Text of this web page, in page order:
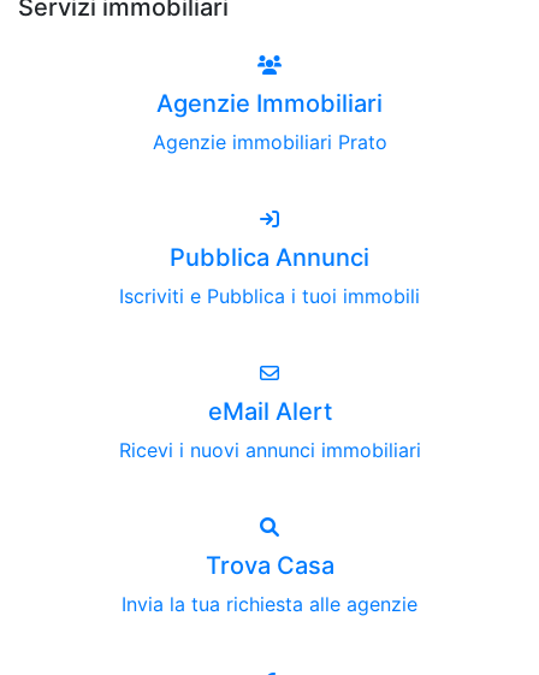
Servizi immobiliari
Agenzie Immobiliari
Agenzie immobiliari Prato
Pubblica Annunci
Iscriviti e Pubblica i tuoi immobili
eMail Alert
Ricevi i nuovi annunci immobiliari
Trova Casa
Invia la tua richiesta alle agenzie